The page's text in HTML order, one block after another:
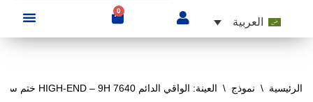
العربية
0
الرئيسية \ نموذج \ العينة: الواقي الدائم 7640 HIGH-END – 9H ختم سيراميكي